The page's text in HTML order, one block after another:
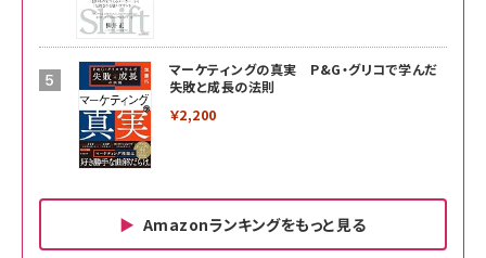
マーケティングの真実 P&G・グリコで学んだ
失敗と成長の法則
￥2,200
Amazonランキングをもっと見る